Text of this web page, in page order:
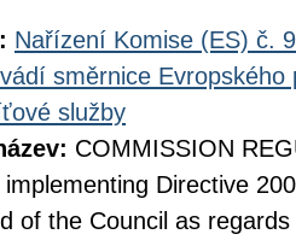
Nařízení Komise (ES) č.
směrnice
služby
COMMISSION
Directive
of the Council as